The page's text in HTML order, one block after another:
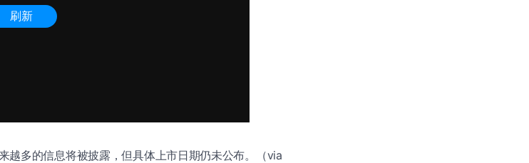
越多的信息将被披露，但具体上市日期仍未公布。（via